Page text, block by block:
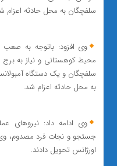
سلفچگان به محل حادثه اعزام
وی افزود: باتوجه به صعب
محیط کوهستانی و نیاز به برج
سلفچگان و یک دستگاه
به محل حادثه اعزام شد.
وی ادامه داد: نیروهای
جستجو و نجات فرد مصدوم، وی
اورژانس تحویل دادند.